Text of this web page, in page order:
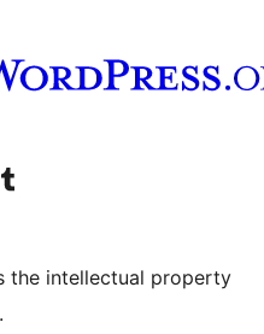
kanal
Besøg vores Tumblr-konto
the intellectual property